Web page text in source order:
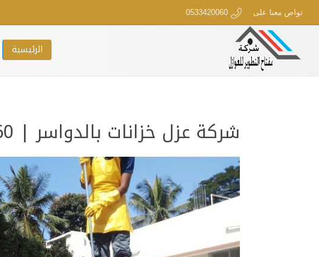
تواص معنا على 0533420060
الرئيسية
شركة عزل خزانات بالدواسر | 0533420060